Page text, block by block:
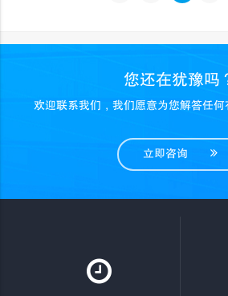
您还在犹豫吗
欢迎联系我们，我们愿意为您解答任何
立即咨询